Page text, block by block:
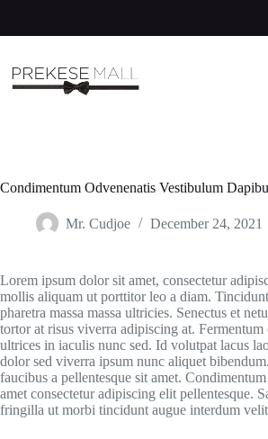
content
Condimentum Odvenenatis Vestibulum
Mr. Cudjoe December 24, 2021
Lorem ipsum dolor sit amet, consectetur
mollis aliquam ut porttitor leo a diam.
pharetra massa massa ultricies. Senectus et
tortor at risus viverra adipiscing at.
ultrices in iaculis nunc sed. Id volutpat lacus
dolor sed viverra ipsum nunc aliquet
faucibus a pellentesque sit amet.
amet consectetur adipiscing elit pellentesque.
fringilla ut morbi tincidunt augue interdum